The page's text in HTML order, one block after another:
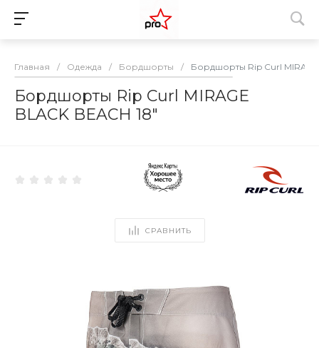
Главная / Одежда / Бордшорты / Бордшорты Rip Curl MIRAGE
Бордшорты Rip Curl MIRAGE
BLACK BEACH 18"
СРАВНИТЬ